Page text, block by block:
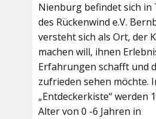
Nienburg befindet sich
des Rückenwind e.V.
versteht sich als Ort, der
machen will, ihnen
Erfahrungen schafft und
zufrieden sehen möchte.
„Entdeckerkiste“ werden
Alter von 0 -6 Jahren in